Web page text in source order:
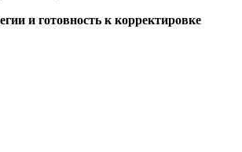
и готовность к корректировке